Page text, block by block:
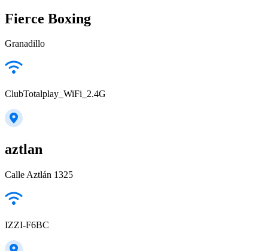
Fierce Boxing
Granadillo
ClubTotalplay_WiFi_2.4G
aztlan
Calle Aztlán 1325
IZZI-F6BC